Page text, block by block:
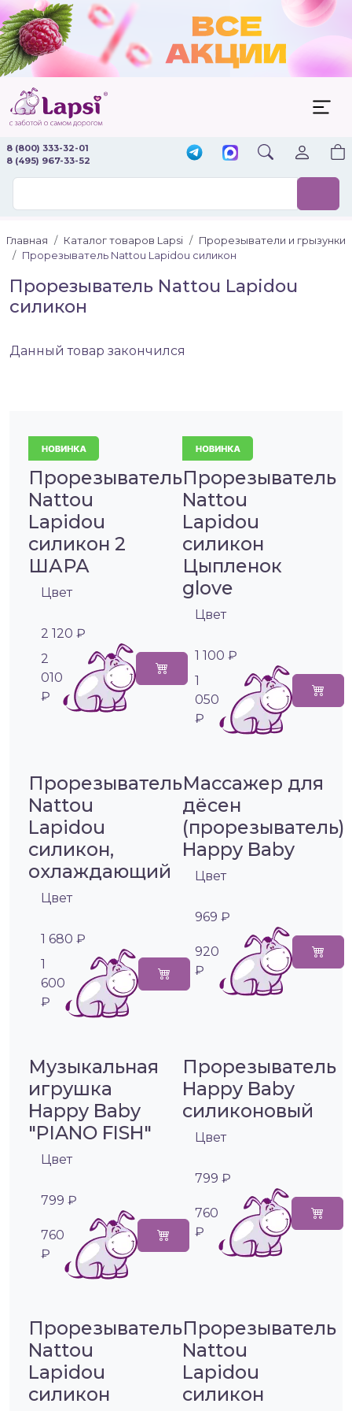
8 (800) 333-32-01
8 (495) 967-33-52
Главная Каталог товаров Lapsi
Прорезыватели и грызунки
Прорезыватель Nattou Lapidou силикон
Прорезыватель Nattou Lapidou
силикон
Данный товар закончился
Прорезыватель
Nattou
Lapidou
силикон 2
ШАРА
Цвет
2 120 ₽
2
010
₽
Прорезыватель
Nattou
Lapidou
силикон
Цыпленок
glove
Цвет
1 100 ₽
1
050
₽
Прорезыватель
Nattou
Lapidou
силикон,
охлаждающий
Цвет
1 680 ₽
1
600
₽
Массажер для
дёсен
(прорезыватель)
Happy Baby
Цвет
969 ₽
920
₽
Музыкальная
игрушка
Happy Baby
"PIANO FISH"
Цвет
799 ₽
760
₽
Прорезыватель
Happy Baby
силиконовый
Цвет
799 ₽
760
₽
Прорезыватель
Nattou
Lapidou
силикон
Прорезыватель
Nattou
Lapidou
силикон